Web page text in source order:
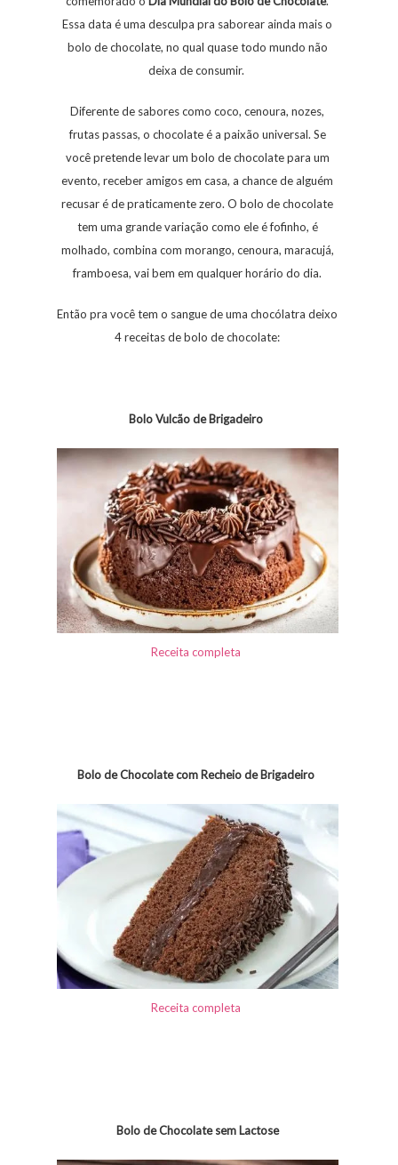
Essa data é uma desculpa pra saborear ainda mais o
bolo de chocolate, no qual quase todo mundo não
deixa de consumir.
Diferente de sabores como coco, cenoura, nozes,
frutas passas, o chocolate é a paixão universal. Se
você pretende levar um bolo de chocolate para um
evento, receber amigos em casa, a chance de alguém
recusar é de praticamente zero. O bolo de chocolate
tem uma grande variação como ele é fofinho, é
molhado, combina com morango, cenoura, maracujá,
framboesa, vai bem em qualquer horário do dia.
Então pra você tem o sangue de uma chocólatra deixo
4 receitas de bolo de chocolate:
Bolo Vulcão de Brigadeiro
Receita completa
Bolo de Chocolate com Recheio de Brigadeiro
Receita completa
Bolo de Chocolate sem Lactose